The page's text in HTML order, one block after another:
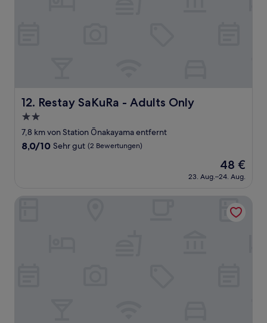
12. Restay SaKuRa - Adults Only
Restay SaKuRa - Adults Only
2.0-
Sterne-
Unterkunft
7,8 km von Station Ōnakayama entfernt
8.0
(2
8,0/10 Sehr gut (2 Bewertungen)
Der
Preis
beträgt
48 €
23. Aug.–24. Aug.